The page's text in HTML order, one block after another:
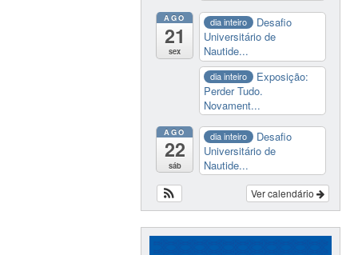
AGO
21
sex
dia inteiro
Desafio
Universitário de
Nautide...
dia inteiro
Exposição:
Perder Tudo.
Novament...
AGO
22
sáb
dia inteiro
Desafio
Universitário de
Nautide...
Ver calendário